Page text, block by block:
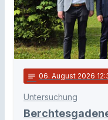
notes 06. August 2026
Untersuchung